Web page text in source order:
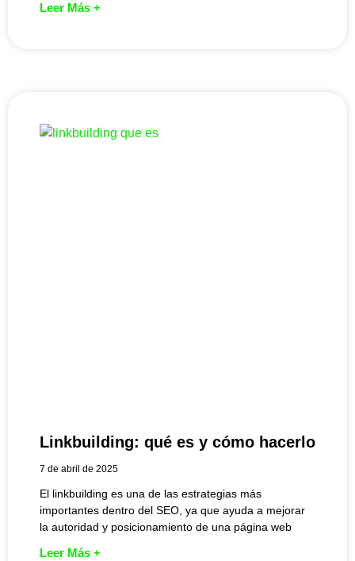
Leer Más +
Linkbuilding: qué es y cómo hacerlo
7 de abril de 2025
El linkbuilding es una de las estrategias más
importantes dentro del SEO, ya que ayuda a mejorar
la autoridad y posicionamiento de una página web
Leer Más +